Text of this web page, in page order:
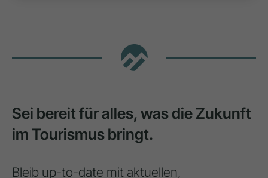
Sei bereit für alles, was die Zukunft
im Tourismus bringt.
Bleib up-to-date mit aktuellen,